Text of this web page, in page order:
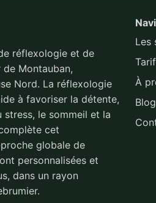
réflexologie et de
Montauban,
Nord. La réflexologie
à favoriser la détente,
stress, le sommeil et la
cet
globale de
personnalisées et
dans un rayon
Les
À
Blog